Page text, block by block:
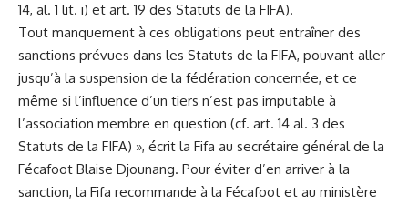
14, al. 1 lit. i) et art. 19 des Statuts de la FIFA).
Tout manquement à ces obligations peut entraîner des
sanctions prévues dans les Statuts de la FIFA, pouvant aller
jusqu’à la suspension de la fédération concernée, et ce
même si l’influence d’un tiers n’est pas imputable à
l’association membre en question (cf. art. 14 al. 3 des
Statuts de la FIFA) », écrit la Fifa au secrétaire général de la
Fécafoot Blaise Djounang. Pour éviter d’en arriver à la
sanction, la Fifa recommande à la Fécafoot et au ministère